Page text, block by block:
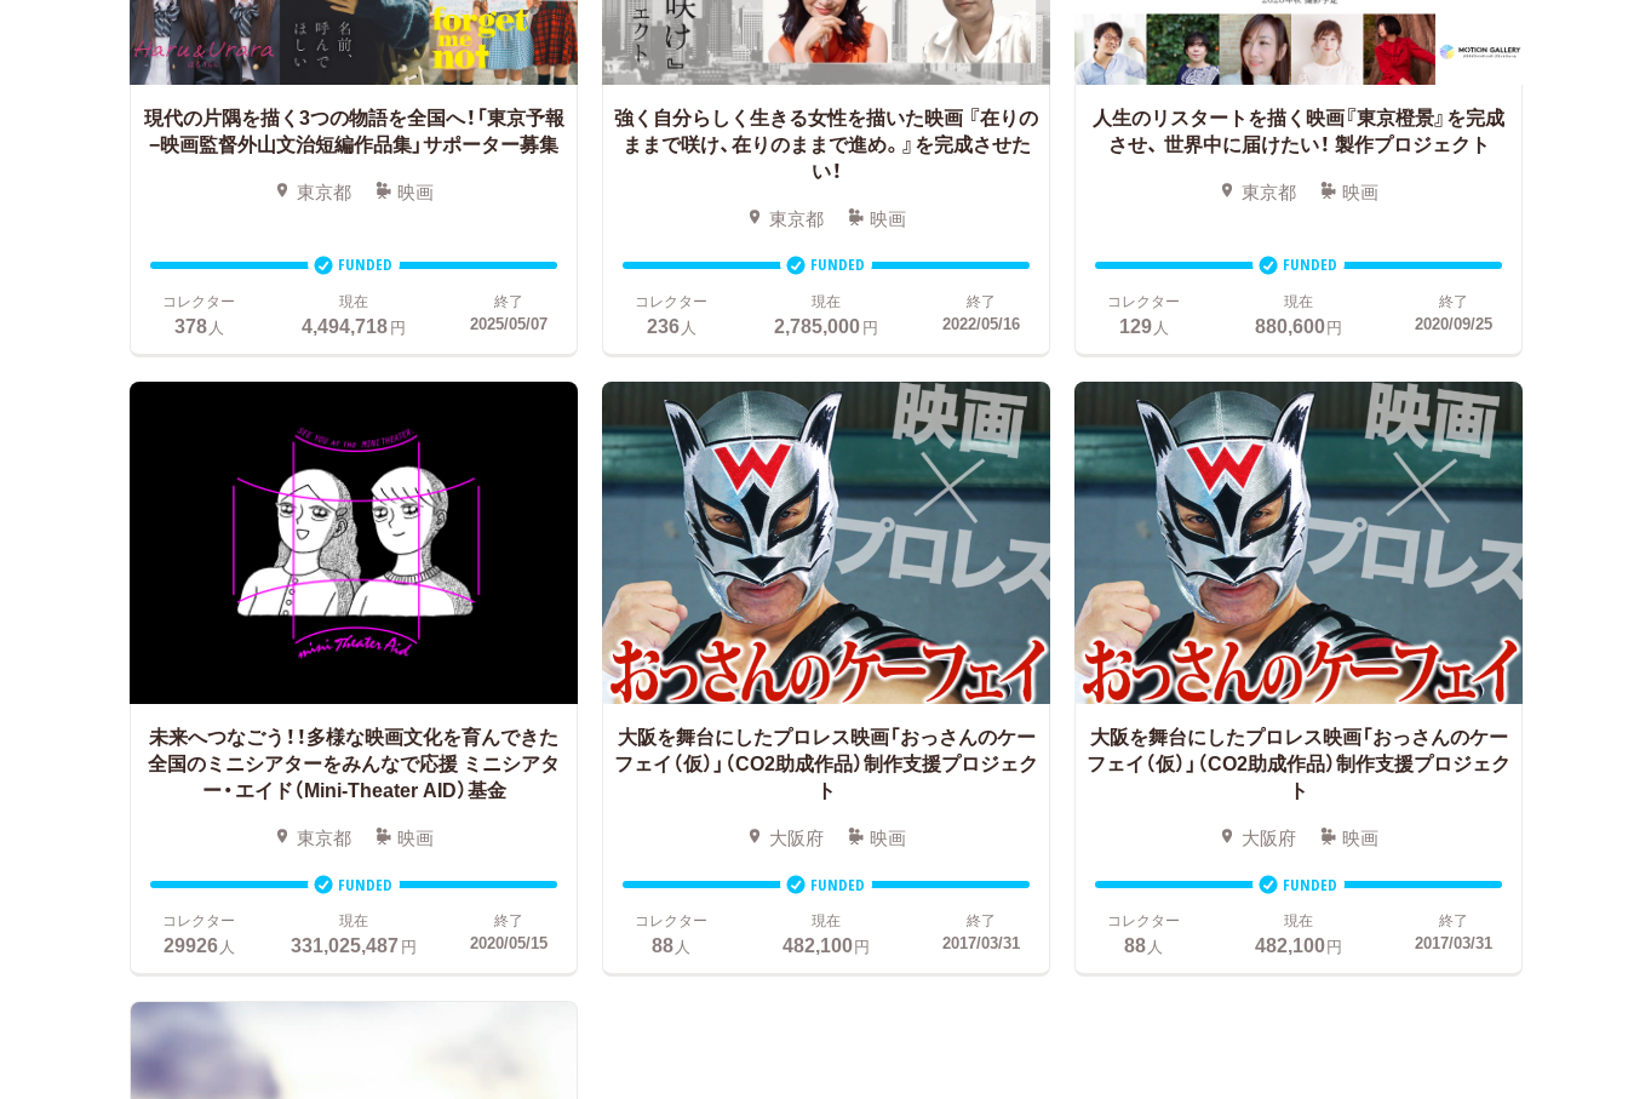
現代の片隅を描く3つの物語を全国へ！「東京予報
−映画監督外山文治短編作品集」サポーター募集
東京都 映画
FUNDED
コレクター
378人
現在
4,494,718円
終了
2025/05/07
強く自分らしく生きる女性を描いた映画 『在りの
ままで咲け、在りのままで進め。』を完成させた
い！
東京都 映画
FUNDED
コレクター
236人
現在
2,785,000円
終了
2022/05/16
人生のリスタートを描く映画『東京橙景』を完成
させ、 世界中に届けたい！ 製作プロジェクト
東京都 映画
FUNDED
コレクター
129人
現在
880,600円
終了
2020/09/25
未来へつなごう！！多様な映画文化を育んできた
全国のミニシアターをみんなで応援 ミニシアタ
ー・エイド（Mini-Theater AID）基金
東京都 映画
FUNDED
コレクター
29926人
現在
331,025,487円
終了
2020/05/15
大阪を舞台にしたプロレス映画「おっさんのケー
フェイ（仮）」（CO2助成作品）制作支援プロジェク
ト
大阪府 映画
FUNDED
コレクター
88人
現在
482,100円
終了
2017/03/31
大阪を舞台にしたプロレス映画「おっさんのケー
フェイ（仮）」（CO2助成作品）制作支援プロジェク
ト
大阪府 映画
FUNDED
コレクター
88人
現在
482,100円
終了
2017/03/31